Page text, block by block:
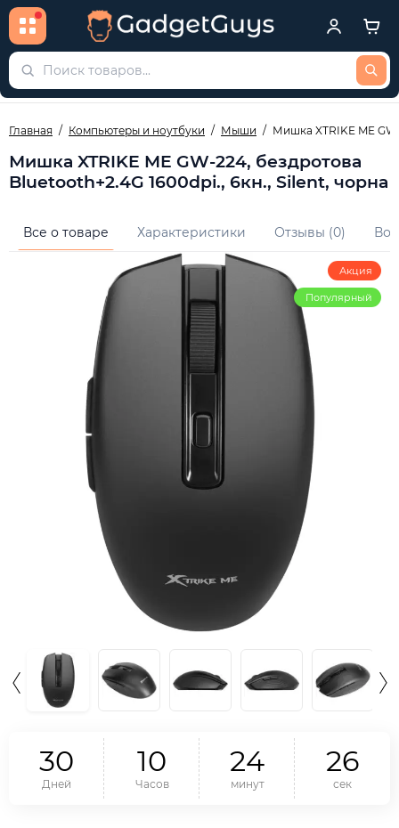
Главная Компьютеры и ноутбуки Мыши Мишка XTRIKE ME
Мишка XTRIKE ME GW-224, бездротова
Bluetooth+2.4G 1600dpi., 6кн., Silent, чорна
Все о товаре Характеристики Отзывы (0)
Акция
Популярный
30
Дней
10
Часов
24
минут
25
сек